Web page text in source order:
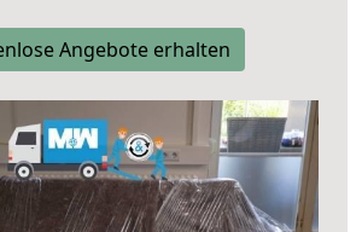
Angebote erhalten